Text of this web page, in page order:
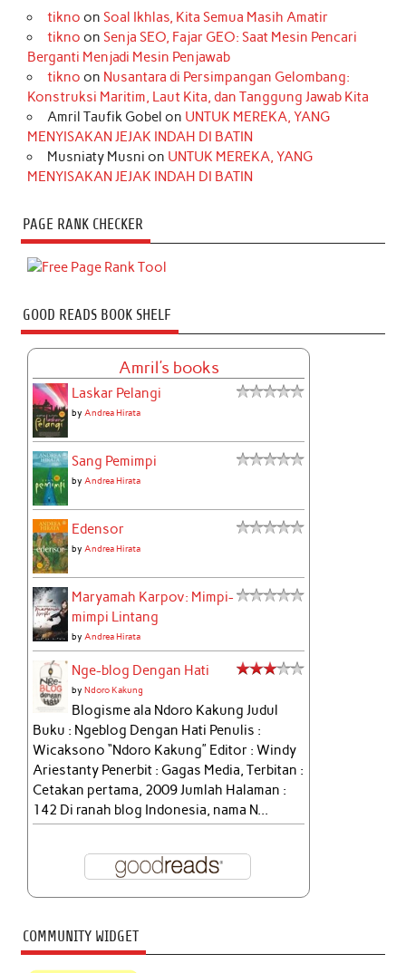
tikno on Soal Ikhlas, Kita Semua Masih Amatir
tikno on Senja SEO, Fajar GEO: Saat Mesin Pencari
Berganti Menjadi Mesin Penjawab
tikno on Nusantara di Persimpangan Gelombang:
Konstruksi Maritim, Laut Kita, dan Tanggung Jawab Kita
Amril Taufik Gobel on UNTUK MEREKA, YANG
MENYISAKAN JEJAK INDAH DI BATIN
Musniaty Musni on UNTUK MEREKA, YANG
MENYISAKAN JEJAK INDAH DI BATIN
PAGE RANK CHECKER
GOOD READS BOOK SHELF
Amril's books
Laskar Pelangi
byAndrea Hirata
Sang Pemimpi
byAndrea Hirata
Edensor
byAndrea Hirata
Maryamah Karpov: Mimpi-
mimpi Lintang
byAndrea Hirata
Nge-blog Dengan Hati
byNdoro Kakung
Blogisme ala Ndoro Kakung Judul
Buku : Ngeblog Dengan Hati Penulis :
Wicaksono “Ndoro Kakung” Editor : Windy
Ariestanty Penerbit : Gagas Media, Terbitan :
Cetakan pertama, 2009 Jumlah Halaman :
142 Di ranah blog Indonesia, nama N...
COMMUNITY WIDGET